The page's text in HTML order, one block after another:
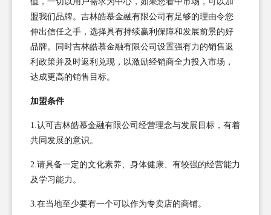
盟我们品牌。吉林皓慕金融有限公司有足够的理由令您
伸出信任之手，选择具有持续赢利保障和发展前景的好
品牌。同时吉林皓慕金融有限公司设置强有力的销售返
利政策并及时返利兑现，以激励经销商全力投入市场，
达成更高的销售目标。
加盟条件
1.认可吉林皓慕金融有限公司经营理念与发展目标，有着
共同发展的意识。
2.请具备一定的文化素养、身体健康、有较强的经营能力
及学习能力。
3.在当地至少要有一个可以作为专卖店的商铺。